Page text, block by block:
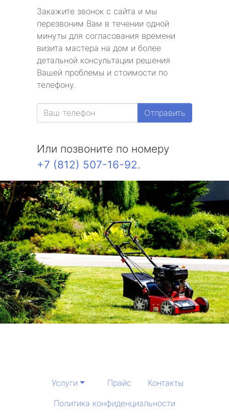
Закажите звонок с сайта и мы
перезвоним Вам в течении одной
минуты для согласования времени
визита мастера на дом и более
детальной консультации решения
Вашей проблемы и стоимости по
телефону.
Отправить
Или позвоните по номеру
+7 (812) 507-16-92.
Услуги Прайс
Контакты
Политика конфиденциальности